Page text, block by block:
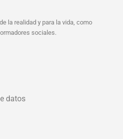
la realidad y para la vida, como
sociales.
datos